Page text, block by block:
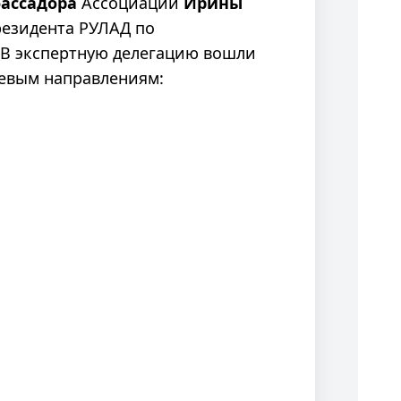
РУЛАД по
экспертную делегацию вошли
направлениям: